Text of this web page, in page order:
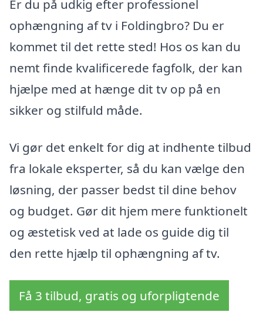
Er du på udkig efter professionel
ophængning af tv i Foldingbro? Du er
kommet til det rette sted! Hos os kan du
nemt finde kvalificerede fagfolk, der kan
hjælpe med at hænge dit tv op på en
sikker og stilfuld måde.
Vi gør det enkelt for dig at indhente tilbud
fra lokale eksperter, så du kan vælge den
løsning, der passer bedst til dine behov
og budget. Gør dit hjem mere funktionelt
og æstetisk ved at lade os guide dig til
den rette hjælp til ophængning af tv.
Få 3 tilbud, gratis og uforpligtende